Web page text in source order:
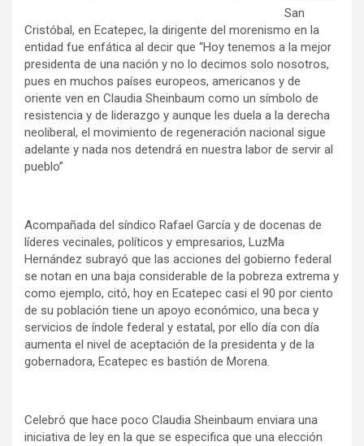
San
Cristóbal, en Ecatepec, la dirigente del morenismo en la
entidad fue enfática al decir que “Hoy tenemos a la mejor
presidenta de una nación y no lo decimos solo nosotros,
pues en muchos países europeos, americanos y de
oriente ven en Claudia Sheinbaum como un símbolo de
resistencia y de liderazgo y aunque les duela a la derecha
neoliberal, el movimiento de regeneración nacional sigue
adelante y nada nos detendrá en nuestra labor de servir al
pueblo”
Acompañada del síndico Rafael García y de docenas de
líderes vecinales, políticos y empresarios, LuzMa
Hernández subrayó que las acciones del gobierno federal
se notan en una baja considerable de la pobreza extrema y
como ejemplo, citó, hoy en Ecatepec casi el 90 por ciento
de su población tiene un apoyo económico, una beca y
servicios de índole federal y estatal, por ello día con día
aumenta el nivel de aceptación de la presidenta y de la
gobernadora, Ecatepec es bastión de Morena.
Celebró que hace poco Claudia Sheinbaum enviara una
iniciativa de ley en la que se especifica que una elección